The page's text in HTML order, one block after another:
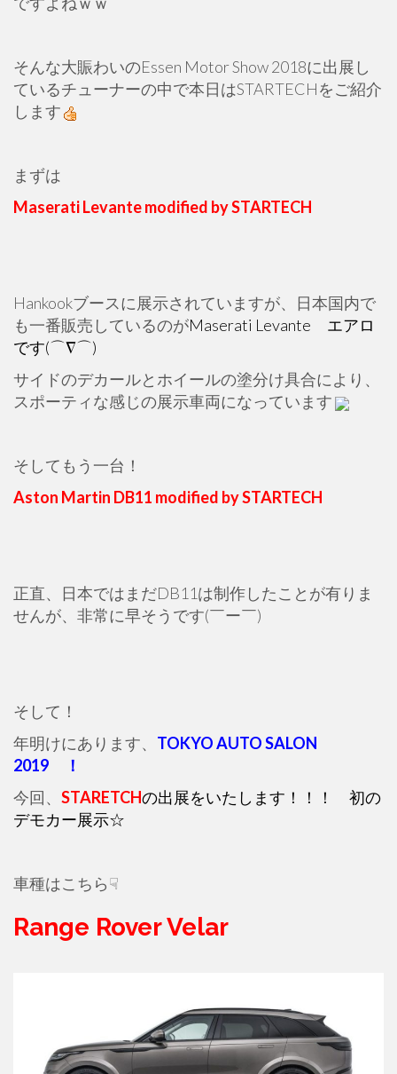
そんな大賑わいのEssen Motor Show 2018に出展し
ているチューナーの中で本日はSTARTECHをご紹介
します
まずは
Maserati Levante modified by STARTECH
Hankookブースに展示されていますが、日本国内で
も一番販売しているのがMaserati Levante エアロ
です(⌒∇⌒)
サイドのデカールとホイールの塗分け具合により、
スポーティな感じの展示車両になっています
そしてもう一台！
Aston Martin DB11 modified by STARTECH
正直、日本ではまだDB11は制作したことが有りま
せんが、非常に早そうです(￣ー￣)
そして！
年明けにあります、 TOKYO AUTO SALON
2019 ！
今回、 STARETCHの出展をいたします！！！ 初の
デモカー展示☆
車種はこちら☟
Range Rover Velar